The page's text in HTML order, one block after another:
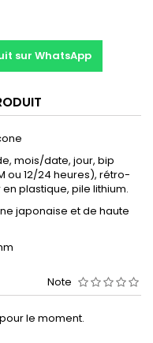
sur WhatsApp
mois/date, jour, bip
ou 12/24 heures), rétro-
plastique, pile lithium.
japonaise et de haute
Note
le moment.